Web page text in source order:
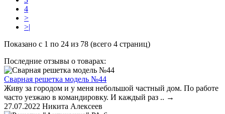
4
>
>|
Показано с 1 по 24 из 78 (всего 4 страниц)
Последние отзывы о товарах:
Сварная решетка модель №44
Живу за городом и у меня небольшой частный дом. По работе
часто уезжаю в командировку. И каждый раз .. →
27.07.2022 Никита Алексеев